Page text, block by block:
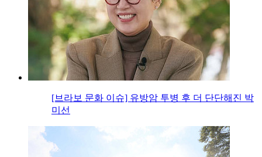
[브라보 문화 이슈] 유방암 투병 후 더 단단해진 박
미선